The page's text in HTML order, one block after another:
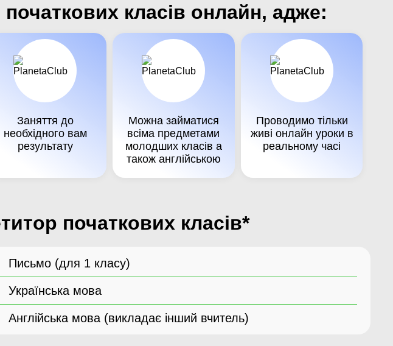
класів онлайн, адже:
Заняття до
необхідного вам
результату
Можна займатися
всіма предметами
молодших класів а
також англійською
Проводимо тільки
живі онлайн уроки в
реальному часі
початкових класів*
Письмо (для 1 класу)
Українська мова
Англійська мова (викладає інший вчитель)